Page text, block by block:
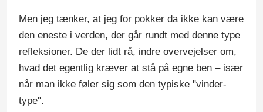
Men jeg tænker, at jeg for pokker da ikke kan være
den eneste i verden, der går rundt med denne type
refleksioner. De der lidt rå, indre overvejelser om,
hvad det egentlig kræver at stå på egne ben – især
når man ikke føler sig som den typiske "vinder-
type".